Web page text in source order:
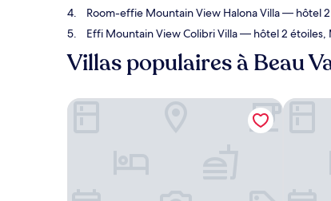
Room-effie Mountain View Halona Villa— hôtel 2
Effi Mountain View Colibri Villa— hôtel 2 étoiles,
Villas populaires à Beau
Mouggae Blues Villas